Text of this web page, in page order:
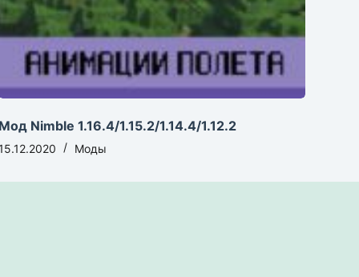
Мод Nimble 1.16.4/1.15.2/1.14.4/1.12.2
Моды